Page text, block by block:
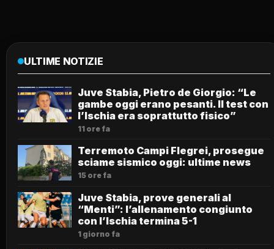
ULTIME NOTIZIE
Juve Stabia, Pietro de Giorgio: “Le
gambe oggi erano pesanti. Il test con
l’Ischia era soprattutto fisico”
11 ore fa
Terremoto Campi Flegrei, prosegue
sciame sismico oggi: ultime news
15 ore fa
Juve Stabia, prove generali al
“Menti”: l’allenamento congiunto
con l’Ischia termina 5-1
1 giorno fa